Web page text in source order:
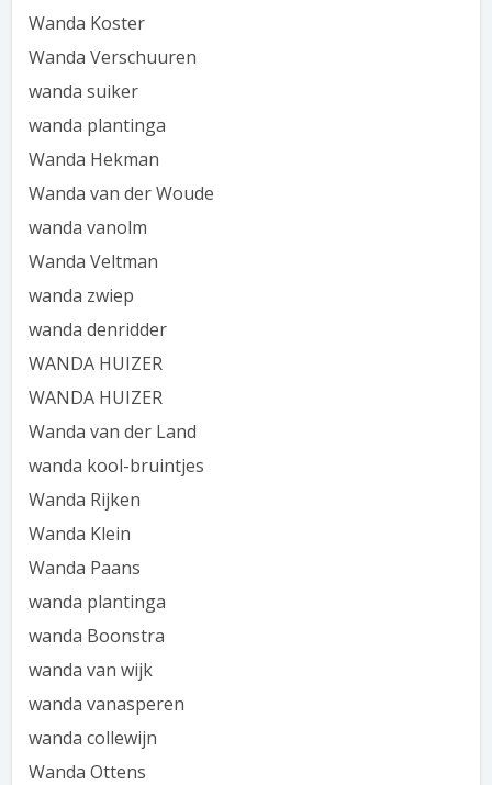
Wanda Koster
Wanda Verschuuren
wanda suiker
wanda plantinga
Wanda Hekman
Wanda van der Woude
wanda vanolm
Wanda Veltman
wanda zwiep
wanda denridder
WANDA HUIZER
WANDA HUIZER
Wanda van der Land
wanda kool-bruintjes
Wanda Rijken
Wanda Klein
Wanda Paans
wanda plantinga
wanda Boonstra
wanda van wijk
wanda vanasperen
wanda collewijn
Wanda Ottens